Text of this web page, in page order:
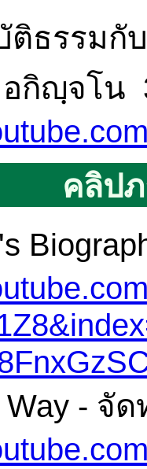
ธรรมกั
กิญฺจโน
คลิป
Way - จั